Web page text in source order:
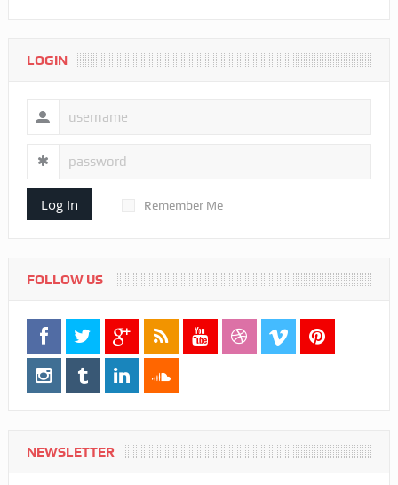
LOGIN
Log In Remember Me
FOLLOW US
NEWSLETTER